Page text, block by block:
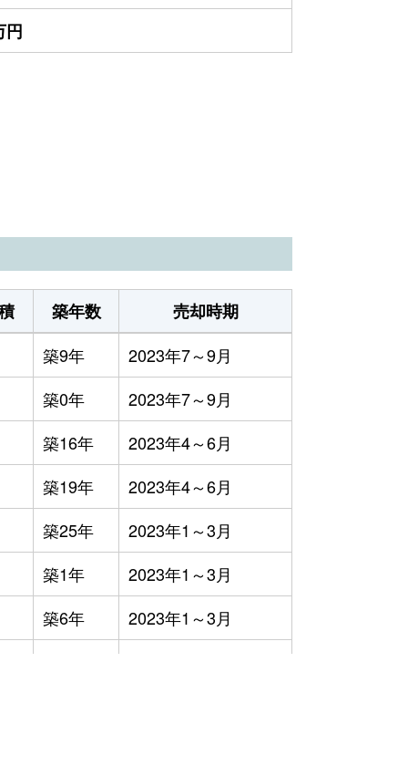
円
築年数
売却時期
築9年
2023年7～9月
築0年
2023年7～9月
築16年
2023年4～6月
築19年
2023年4～6月
築25年
2023年1～3月
築1年
2023年1～3月
築6年
2023年1～3月